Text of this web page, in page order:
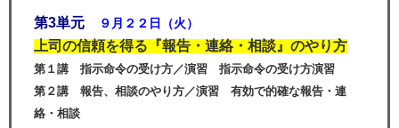
第3単元 ９月２２日（火）
上司の信頼を得る『報告・連絡・相談』のやり方
第１講 指示命令の受け方／演習 指示命令の受け方演習
第２講 報告、相談のやり方／演習 有効で的確な報告・連
絡・相談